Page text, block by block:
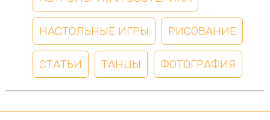
НАСТОЛЬНЫЕ ИГРЫ РИСОВАНИЕ
СТАТЬИ ТАНЦЫ ФОТОГРАФИЯ